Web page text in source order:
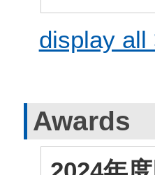
display all
Awards